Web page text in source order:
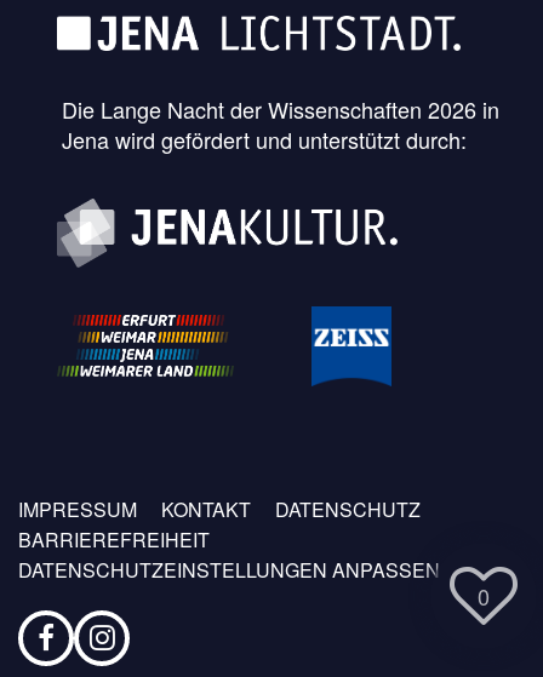
0
Die Lange Nacht der Wissenschaften 2026 in
Jena wird gefördert und unterstützt durch:
Fußzeilen
Menü
IMPRESSUM KONTAKT
DATENSCHUTZ
BARRIEREFREIHEIT
DATENSCHUTZEINSTELLUNGEN ANPASSEN